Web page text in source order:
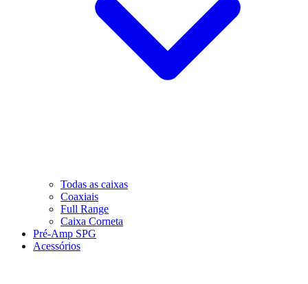
Todas as caixas
Coaxiais
Full Range
Caixa Corneta
Pré-Amp SPG
Acessórios